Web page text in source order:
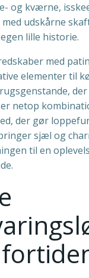
og kværne,
udskårne
lille historie.
med
elementer til
er netop
der gør
sjæl og
til en